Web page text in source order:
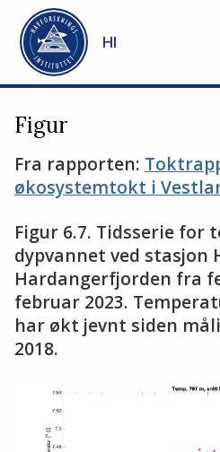
Gå til hovedinnhold
HI
Figur
Fra rapporten:
økosystemtokt i
Figur 6.7. Tidsserie for
dypvannet ved stasjon
Hardangerfjorden fra
februar 2023.
har økt jevnt siden
2018.